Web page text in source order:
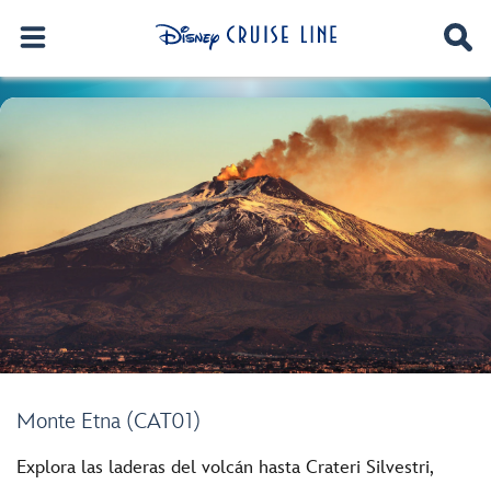
Monte Etna (CAT01)
Explora las laderas del volcán hasta Crateri Silvestri,